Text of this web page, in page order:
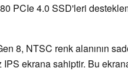
PCIe 4.0 SSD'leri
8, NTSC renk alanının
ekrana sahiptir. Bu